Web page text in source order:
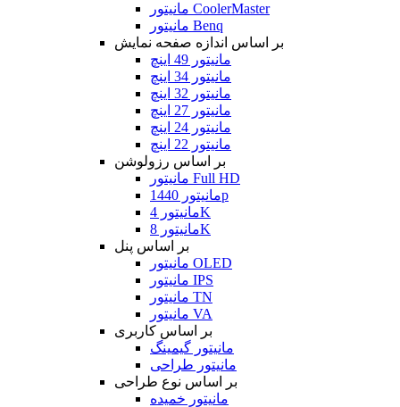
مانیتور CoolerMaster
مانیتور Benq
بر اساس اندازه صفحه نمایش
مانیتور 49 اینچ
مانیتور 34 اینچ
مانیتور 32 اینچ
مانیتور 27 اینچ
مانیتور 24 اینچ
مانیتور 22 اینچ
بر اساس رزولوشن
مانیتور Full HD
مانیتور 1440p
مانیتور 4K
مانیتور 8K
بر اساس پنل
مانیتور OLED
مانیتور IPS
مانیتور TN
مانیتور VA
بر اساس کاربری
مانیتور گیمینگ
مانیتور طراحی
بر اساس نوع طراحی
مانیتور خمیده